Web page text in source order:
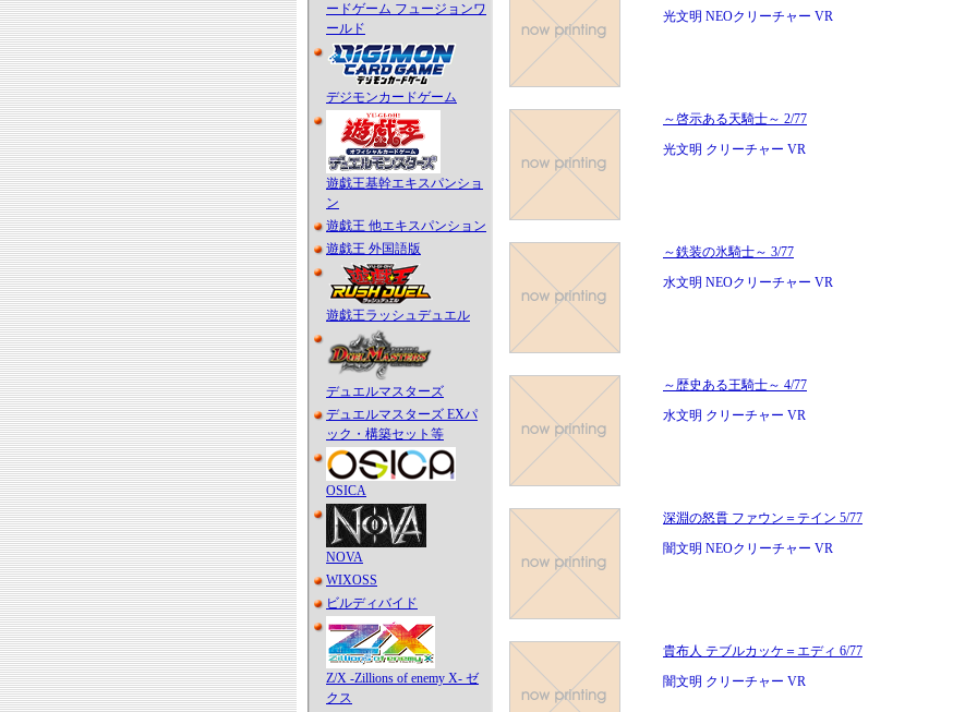
ードゲーム フュージョンワ
ールド
デジモンカードゲーム
遊戯王基幹エキスパンショ
ン
遊戯王 他エキスパンション
遊戯王 外国語版
遊戯王ラッシュデュエル
デュエルマスターズ
デュエルマスターズ EXパ
ック・構築セット等
OSICA
NOVA
WIXOSS
ビルディバイド
Z/X -Zillions of enemy X- ゼ
クス
光文明 NEOクリーチャー VR
～啓示ある天騎士～ 2/77
光文明 クリーチャー VR
～鉄装の氷騎士～ 3/77
水文明 NEOクリーチャー VR
～歴史ある王騎士～ 4/77
水文明 クリーチャー VR
深淵の怒貫 ファウン＝テイン 5/77
闇文明 NEOクリーチャー VR
貴布人 テブルカッケ＝エディ 6/77
闇文明 クリーチャー VR